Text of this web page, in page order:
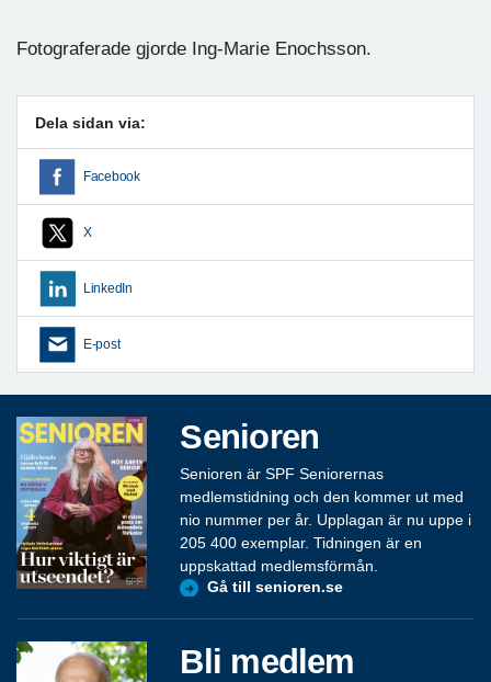
Fotograferade gjorde Ing-Marie Enochsson.
Dela sidan via:
Facebook
X
LinkedIn
E-post
Senioren
Senioren är SPF Seniorernas
medlemstidning och den kommer ut med
nio nummer per år. Upplagan är nu uppe i
205 400 exemplar. Tidningen är en
uppskattad medlemsförmån.
Gå till senioren.se
Bli medlem